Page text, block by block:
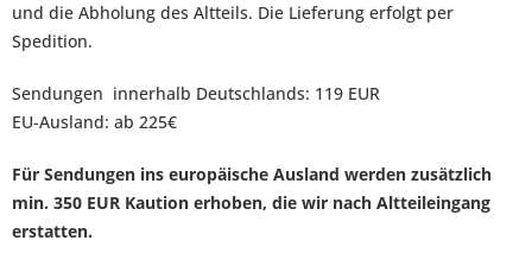
und die Abholung des Altteils. Die Lieferung erfolgt per
Spedition.
Sendungen innerhalb Deutschlands: 119 EUR
EU-Ausland: ab 225€
Für Sendungen ins europäische Ausland werden zusätzlich
min. 350 EUR Kaution erhoben, die wir nach Altteileingang
erstatten.